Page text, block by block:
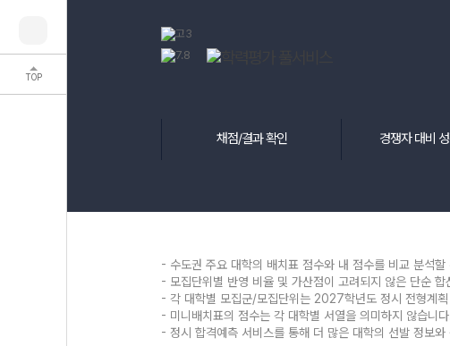
TOP
채점/결과 확인 경쟁자 대비
- 수도권 주요 대학의 배치표 점수와 내 점수를 비교 분석
- 모집단위별 반영 비율 및 가산점이 고려되지 않은 단순
- 각 대학별 모집군/모집단위는 2027학년도 정시 전형계
- 미니배치표의 점수는 각 대학별 서열을 의미하지 않습니
- 정시 합격예측 서비스를 통해 더 많은 대학의 선발 정보